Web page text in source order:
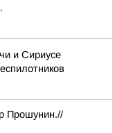
и Сириусе
Прошунин.//